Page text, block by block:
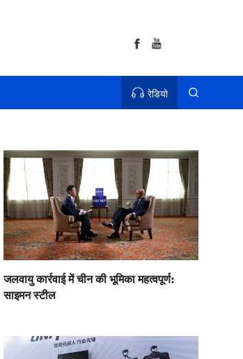
रेडियो
जलवायु कार्रवाई में चीन की भूमिका महत्वपूर्ण:
साइमन स्टील